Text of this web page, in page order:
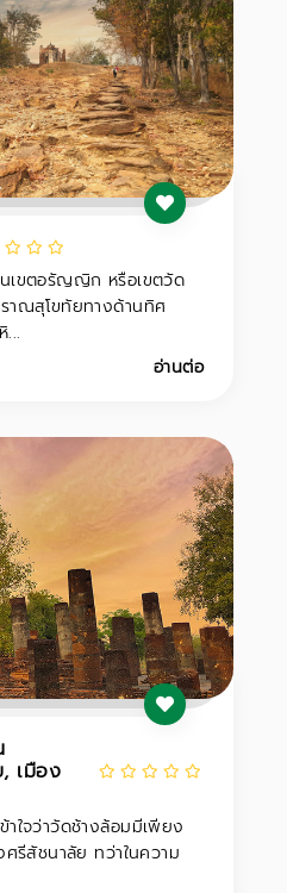
นเขตอรัญญิก หรือเขตวัด
าณสุโขทัยทางด้านทิศ
อ่านต่อ
เมือง
ใจว่าวัดช้างล้อมมีเพียง
ศรีสัชนาลัย ทว่าในความ